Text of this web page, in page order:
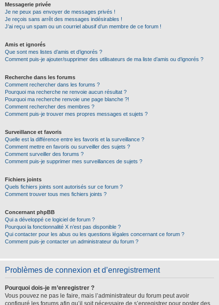
Messagerie privée
Je ne peux pas envoyer de messages privés !
Je reçois sans arrêt des messages indésirables !
J’ai reçu un spam ou un courriel abusif d’un membre de ce forum !
Amis et ignorés
Que sont mes listes d’amis et d’ignorés ?
Comment puis-je ajouter/supprimer des utilisateurs de ma liste d’amis ou d’ignorés ?
Recherche dans les forums
Comment rechercher dans les forums ?
Pourquoi ma recherche ne renvoie aucun résultat ?
Pourquoi ma recherche renvoie une page blanche ?!
Comment rechercher des membres ?
Comment puis-je trouver mes propres messages et sujets ?
Surveillance et favoris
Quelle est la différence entre les favoris et la surveillance ?
Comment mettre en favoris ou surveiller des sujets ?
Comment surveiller des forums ?
Comment puis-je supprimer mes surveillances de sujets ?
Fichiers joints
Quels fichiers joints sont autorisés sur ce forum ?
Comment trouver tous mes fichiers joints ?
Concernant phpBB
Qui a développé ce logiciel de forum ?
Pourquoi la fonctionnalité X n’est pas disponible ?
Qui contacter pour les abus ou les questions légales concernant ce forum ?
Comment puis-je contacter un administrateur du forum ?
Problèmes de connexion et d’enregistrement
Pourquoi dois-je m’enregistrer ?
Vous pouvez ne pas le faire, mais l’administrateur du forum peut avoir
configuré les forums afin qu’il soit nécessaire de s’enregistrer pour poster des